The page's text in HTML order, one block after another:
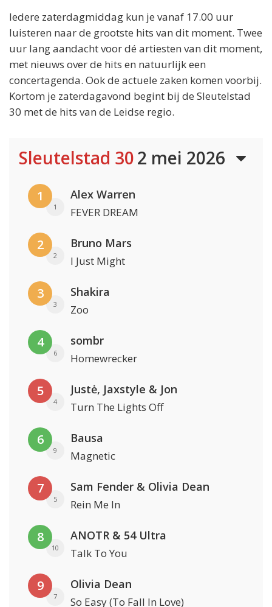
Iedere zaterdagmiddag kun je vanaf 17.00 uur
luisteren naar de grootste hits van dit moment. Twee
uur lang aandacht voor dé artiesten van dit moment,
met nieuws over de hits en natuurlijk een
concertagenda. Ook de actuele zaken komen voorbij.
Kortom je zaterdagavond begint bij de Sleutelstad
30 met de hits van de Leidse regio.
Sleutelstad 302 mei 2026
1
1
Alex Warren
FEVER DREAM
2
2
Bruno Mars
I Just Might
3
3
Shakira
Zoo
4
6
sombr
Homewrecker
5
4
Justė, Jaxstyle & Jon
Turn The Lights Off
6
9
Bausa
Magnetic
7
5
Sam Fender & Olivia Dean
Rein Me In
8
10
ANOTR & 54 Ultra
Talk To You
9
7
Olivia Dean
So Easy (To Fall In Love)